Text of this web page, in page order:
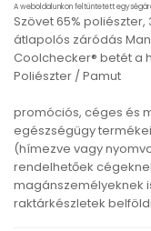
A weboldalunkon feltüntetett
Szövet 65%
átlapolós záródás
Coolchecker® betét a
Poliészter / Pamut
promóciós, céges és
egészségügy
(hímezve vagy
rendelhetőek
magánszemélyeknek
raktárkészletek